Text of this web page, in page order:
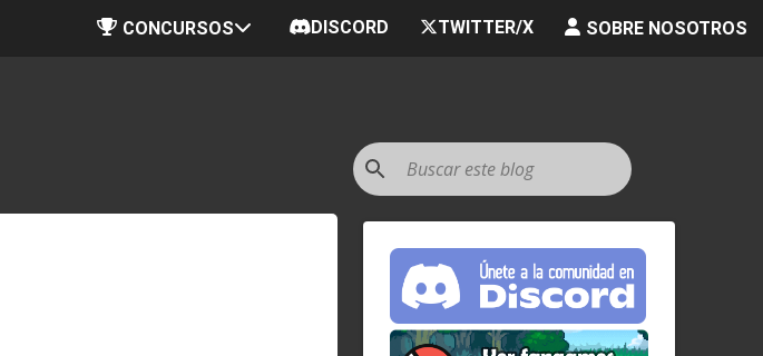
CONCURSOS DISCORD TWITTER/X SOBRE NOSOTROS
principal